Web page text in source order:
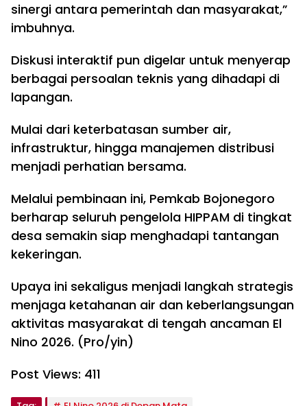
sinergi antara pemerintah dan masyarakat,”
imbuhnya.
Diskusi interaktif pun digelar untuk menyerap
berbagai persoalan teknis yang dihadapi di
lapangan.
Mulai dari keterbatasan sumber air,
infrastruktur, hingga manajemen distribusi
menjadi perhatian bersama.
Melalui pembinaan ini, Pemkab Bojonegoro
berharap seluruh pengelola HIPPAM di tingkat
desa semakin siap menghadapi tantangan
kekeringan.
Upaya ini sekaligus menjadi langkah strategis
menjaga ketahanan air dan keberlangsungan
aktivitas masyarakat di tengah ancaman El
Nino 2026. (Pro/yin)
Post Views: 411